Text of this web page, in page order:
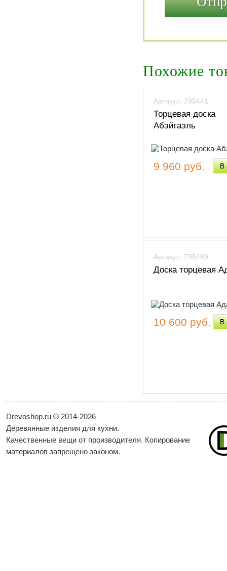
Похожие
Артикул: 795441
Торцевая доска
Абэйгаэль
9 960 руб.
Артикул: 795489
Доска торцевая
10 600 руб.
Drevoshop.ru © 2014-2026
Деревянные изделия для кухни.
Качественные вещи от производителя. Копирование
материалов запрещено законом.